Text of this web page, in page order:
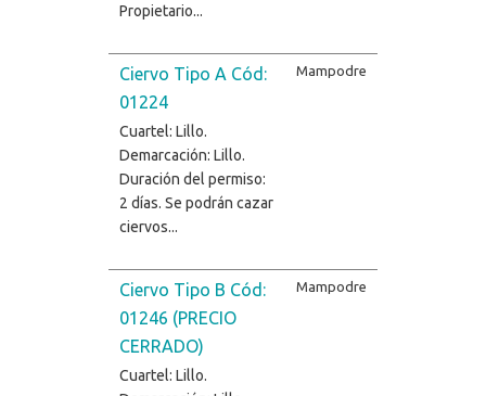
Propietario...
Ciervo Tipo A Cód:
01224
Cuartel: Lillo.
Demarcación: Lillo.
Duración del permiso:
2 días. Se podrán cazar
ciervos...
Mampodre
Ciervo Tipo B Cód:
01246 (PRECIO
CERRADO)
Cuartel: Lillo.
Mampodre